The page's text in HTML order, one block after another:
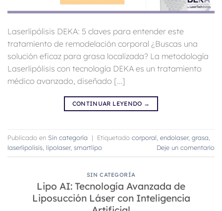
Laserlipólisis DEKA: 5 claves para entender este
tratamiento de remodelación corporal ¿Buscas una
solución eficaz para grasa localizada? La metodología
Laserlipólisis con tecnología DEKA es un tratamiento
médico avanzado, diseñado […]
CONTINUAR LEYENDO →
Publicado en Sin categoría | Etiquetado corporal endolaser, grasa
laserlipolisis lipolaser, smartlipo Deje un comentario
SIN CATEGORÍA
Lipo AI: Tecnología Avanzada de
Liposucción Láser con Inteligencia